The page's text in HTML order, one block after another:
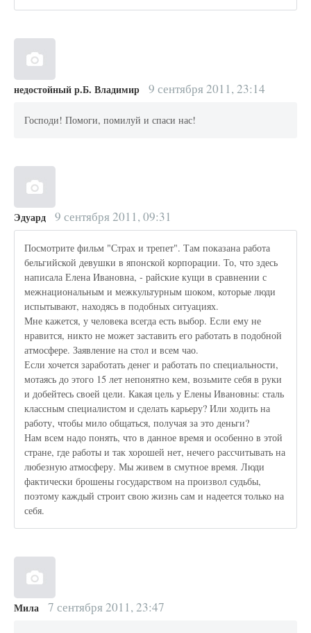
недостойный р.Б. Владимир 9 сентября 2011, 23:14
Господи! Помоги, помилуй и спаси нас!
Эдуард 9 сентября 2011, 09:31
Посмотрите фильм "Страх и трепет". Там показана работа
бельгийской девушки в японской корпорации. То, что здесь
написала Елена Ивановна, - райские кущи в сравнении с
межнациональным и межкультурным шоком, которые люди
испытывают, находясь в подобных ситуациях.
Мне кажется, у человека всегда есть выбор. Если ему не
нравится, никто не может заставить его работать в подобной
атмосфере. Заявление на стол и всем чао.
Если хочется заработать денег и работать по специальности,
мотаясь до этого 15 лет непонятно кем, возьмите себя в руки
и добейтесь своей цели. Какая цель у Елены Ивановны: сталь
классным специалистом и сделать карьеру? Или ходить на
работу, чтобы мило общаться, получая за это деньги?
Нам всем надо понять, что в данное время и особенно в этой
стране, где работы и так хорошей нет, нечего рассчитывать на
любезную атмосферу. Мы живем в смутное время. Люди
фактически брошены государством на произвол судьбы,
поэтому каждый строит свою жизнь сам и надеется только на
себя.
Мила 7 сентября 2011, 23:47